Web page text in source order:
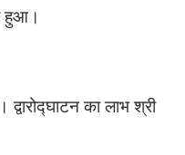
हुआ।
का लाभ श्री